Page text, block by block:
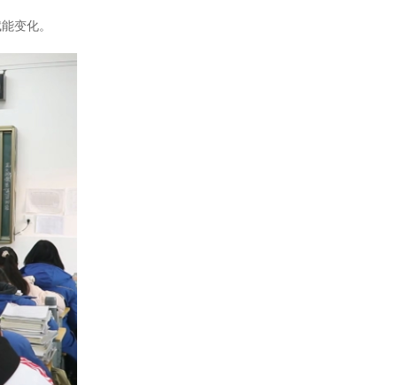
变化。